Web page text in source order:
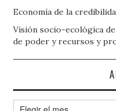
Economía de la
Visión socio-ecológica
de poder y recursos y
Archivos